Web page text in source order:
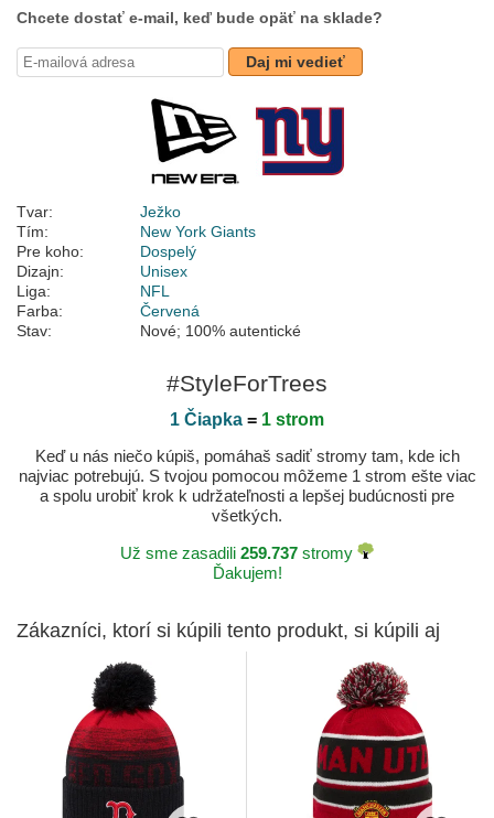
Chcete dostať e-mail, keď bude opäť na sklade?
Daj mi vedieť
Tvar:
Ježko
Tím:
New York Giants
Pre koho:
Dospelý
Dizajn:
Unisex
Liga:
NFL
Farba:
Červená
Stav:
Nové; 100% autentické
#StyleForTrees
1 Čiapka = 1 strom
Keď u nás niečo kúpiš, pomáhaš sadiť stromy tam, kde ich
najviac potrebujú. S tvojou pomocou môžeme 1 strom ešte viac
a spolu urobiť krok k udržateľnosti a lepšej budúcnosti pre
všetkých.
Už sme zasadili 259.737 stromy
Ďakujem!
Zákazníci, ktorí si kúpili tento produkt, si kúpili aj